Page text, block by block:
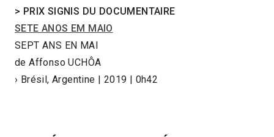
> PRIX SIGNIS DU DOCUMENTAIRE
SETE ANOS EM MAIO
SEPT ANS EN MAI
de Affonso UCHÔA
› Brésil, Argentine | 2019 | 0h42